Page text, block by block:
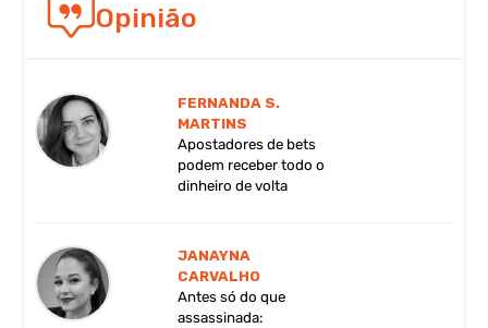
Opinião
FERNANDA S.
MARTINS
Apostadores de bets
podem receber todo o
dinheiro de volta
JANAYNA
CARVALHO
Antes só do que
assassinada: